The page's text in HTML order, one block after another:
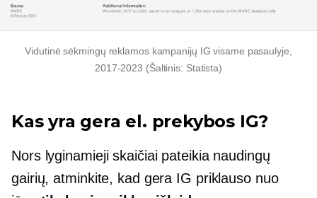
Vidutinė sėkmingų reklamos kampanijų IG visame pasaulyje,
2017-2023 (Šaltinis: Statista)
Kas yra gera el. prekybos IG?
Nors lyginamieji skaičiai pateikia naudingų
gairių, atminkite, kad gera IG priklauso nuo